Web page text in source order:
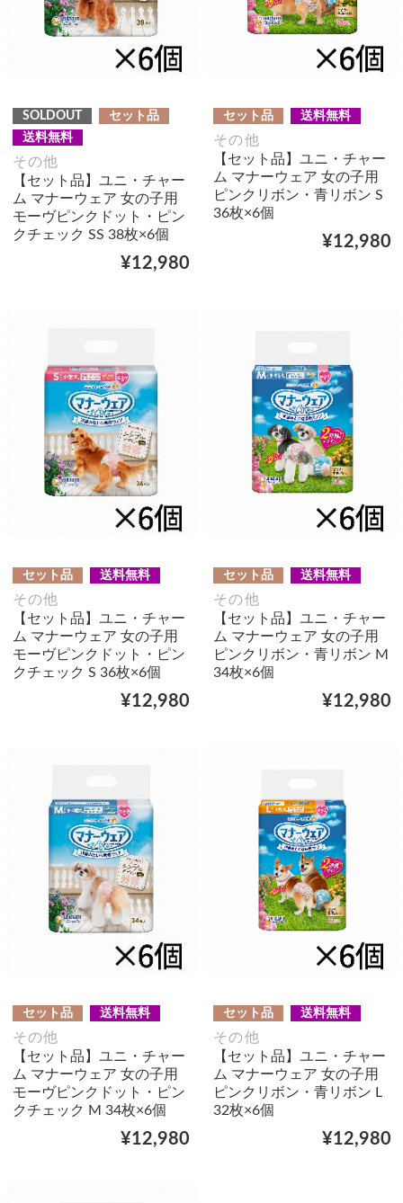
SOLDOUT
セット品
送料無料
その他
【セット品】ユニ・チャー
ム マナーウェア 女の子用
モーヴピンクドット・ピン
クチェック SS 38枚×6個
¥12,980
セット品 送料無料
その他
【セット品】ユニ・チャー
ム マナーウェア 女の子用
ピンクリボン・青リボン S
36枚×6個
¥12,980
セット品 送料無料
その他
【セット品】ユニ・チャー
ム マナーウェア 女の子用
モーヴピンクドット・ピン
クチェック S 36枚×6個
¥12,980
セット品 送料無料
その他
【セット品】ユニ・チャー
ム マナーウェア 女の子用
ピンクリボン・青リボン M
34枚×6個
¥12,980
セット品 送料無料
その他
【セット品】ユニ・チャー
ム マナーウェア 女の子用
モーヴピンクドット・ピン
クチェック M 34枚×6個
¥12,980
セット品 送料無料
その他
【セット品】ユニ・チャー
ム マナーウェア 女の子用
ピンクリボン・青リボン L
32枚×6個
¥12,980